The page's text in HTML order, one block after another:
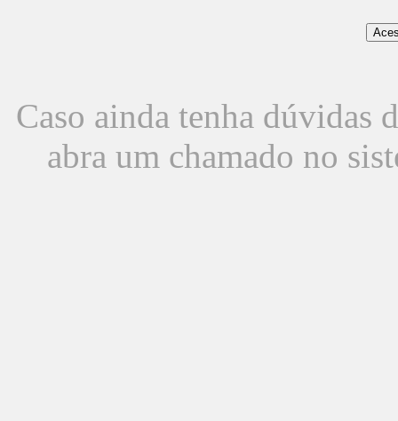
Caso ainda tenha dúvidas
abra um chamado no